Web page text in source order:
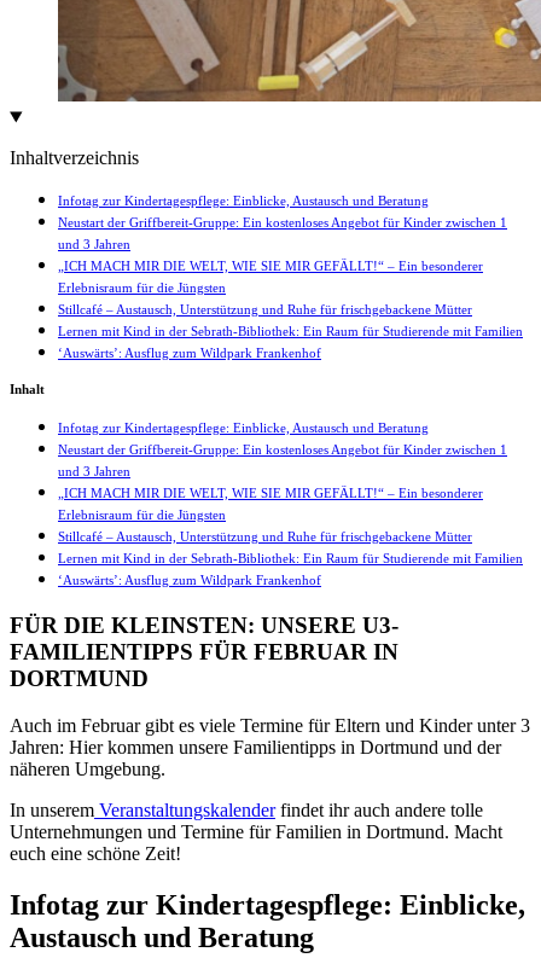
Inhaltverzeichnis
Infotag zur Kindertagespflege: Einblicke, Austausch und Beratung
Neustart der Griffbereit-Gruppe: Ein kostenloses Angebot für Kinder zwischen 1
und 3 Jahren
„ICH MACH MIR DIE WELT, WIE SIE MIR GEFÄLLT!“ – Ein besonderer
Erlebnisraum für die Jüngsten
Stillcafé – Austausch, Unterstützung und Ruhe für frischgebackene Mütter
Lernen mit Kind in der Sebrath-Bibliothek: Ein Raum für Studierende mit Familien
‘Auswärts’: Ausflug zum Wildpark Frankenhof
Inhalt
Infotag zur Kindertagespflege: Einblicke, Austausch und Beratung
Neustart der Griffbereit-Gruppe: Ein kostenloses Angebot für Kinder zwischen 1
und 3 Jahren
„ICH MACH MIR DIE WELT, WIE SIE MIR GEFÄLLT!“ – Ein besonderer
Erlebnisraum für die Jüngsten
Stillcafé – Austausch, Unterstützung und Ruhe für frischgebackene Mütter
Lernen mit Kind in der Sebrath-Bibliothek: Ein Raum für Studierende mit Familien
‘Auswärts’: Ausflug zum Wildpark Frankenhof
FÜR DIE KLEINSTEN: UNSERE U3-
FAMILIENTIPPS FÜR FEBRUAR IN
DORTMUND
Auch im Februar gibt es viele Termine für Eltern und Kinder unter 3
Jahren: Hier kommen unsere Familientipps in Dortmund und der
näheren Umgebung.
In unserem Veranstaltungskalenderfindet ihr auch andere tolle
Unternehmungen und Termine für Familien in Dortmund. Macht
euch eine schöne Zeit!
Infotag zur Kindertagespflege: Einblicke,
Austausch und Beratung